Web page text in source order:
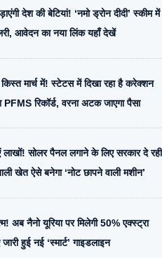
देश की बेटियां! ‘नमो ड्रोन दीदी’ स्कीम में
आवेदन का नया लिंक यहाँ देखें
किस्त मार्च में! स्टेटस में दिखा रहा है करेक्शन
रिकॉर्ड, वरना अटक जाएगा पैसा
सोलर पैनल लगाने के लिए सरकार दे रही
खेत ऐसे बनेगा ‘नोट छापने वाली मशीन’
अब नैनो यूरिया पर मिलेगी 50% एक्स्ट्रा
हुई नई ‘स्मार्ट’ गाइडलाइन